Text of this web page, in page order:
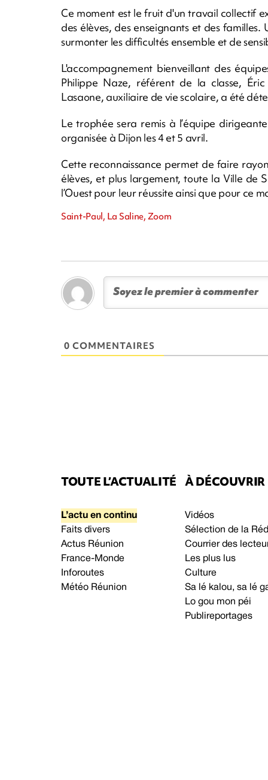
Ce moment est le fruit d'un travail collectif
des élèves, des enseignants et des
surmonter les difficultés ensemble et de
L'accompagnement bienveillant des
Philippe Naze, référent de la classe,
Lasaone, auxiliaire de vie scolaire, a été
Le trophée sera remis à l’équipe
organisée à Dijon les 4 et 5 avril.
Cette reconnaissance permet de faire
élèves, et plus largement, toute la Ville de
l’Ouest pour leur réussite ainsi que pour ce
Saint-Paul, La Saline, Zoom
0 COMMENTAIRES
TOUTE L’ACTUALITÉ
L’actu en continu
Faits divers
Actus Réunion
France-Monde
Inforoutes
Météo Réunion
À DÉCOUVRIR
Vidéos
Sélection de la
Courrier des
Les plus lus
Culture
Sa lé kalou, sa lé
Lo gou mon péi
Publireportages